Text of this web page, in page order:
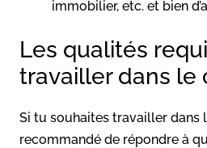
immobilier, etc. et bien
Les qualités
travailler dans le
Si tu souhaites travailler dans
recommandé de répondre à